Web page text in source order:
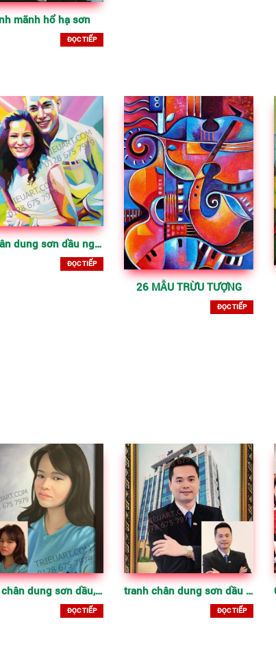
mãnh hổ hạ sơn
ĐỌC TIẾP
vẽ chân dung sơn dầu nghệ thuật
ĐỌC TIẾP
26 MẪU TRỪU TƯỢNG
ĐỌC TIẾP
tranh chân dung sơn dầu, vẽ làm quà tặng, ý nghĩa
ĐỌC TIẾP
tranh chân dung sơn dầu đẹp, vẽ theo yêu cầu
ĐỌC TIẾP